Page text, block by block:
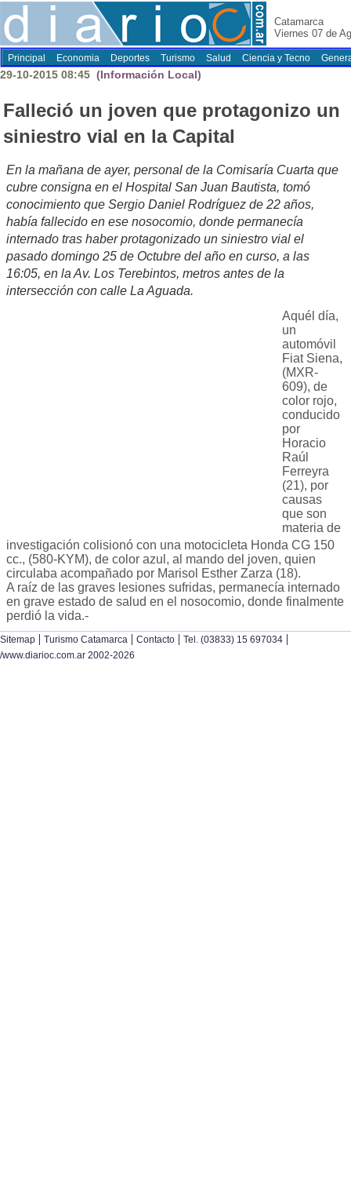
Catamarca
Viernes 07 de
Principal Economia Deportes Turismo Salud Ciencia y Tecno
29-10-2015 08:45 (Información Local)
Falleció un joven que protagonizo un
siniestro vial en la Capital
En la mañana de ayer, personal de la Comisaría Cuarta que
cubre consigna en el Hospital San Juan Bautista, tomó
conocimiento que Sergio Daniel Rodríguez de 22 años,
había fallecido en ese nosocomio, donde permanecía
internado tras haber protagonizado un siniestro vial el
pasado domingo 25 de Octubre del año en curso, a las
16:05, en la Av. Los Terebintos, metros antes de la
intersección con calle La Aguada.
Aquél día,
un
automóvil
Fiat Siena,
(MXR-
609), de
color rojo,
conducido
por
Horacio
Raúl
Ferreyra
(21), por
causas
que son
materia de
investigación colisionó con una motocicleta Honda CG 150
cc., (580-KYM), de color azul, al mando del joven, quien
circulaba acompañado por Marisol Esther Zarza (18).
A raíz de las graves lesiones sufridas, permanecía internado
en grave estado de salud en el nosocomio, donde finalmente
perdió la vida.-
Sitemap | Turismo Catamarca | Contacto | Tel. (03833) 15 697034 |
/www.diarioc.com.ar 2002-2026